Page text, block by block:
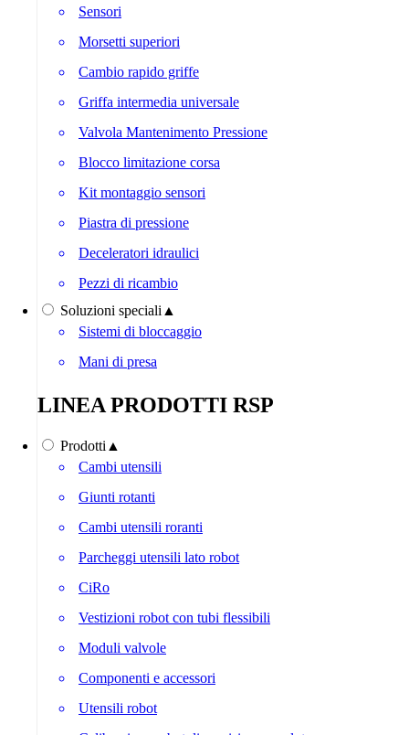
Sensori
Morsetti superiori
Cambio rapido griffe
Griffa intermedia universale
Valvola Mantenimento Pressione
Blocco limitazione corsa
Kit montaggio sensori
Piastra di pressione
Deceleratori idraulici
Pezzi di ricambio
Soluzioni speciali▲
Sistemi di bloccaggio
Mani di presa
LINEA PRODOTTI RSP
Prodotti ▲
Cambi utensili
Giunti rotanti
Cambi utensili roranti
Parcheggi utensili lato robot
CiRo
Vestizioni robot con tubi flessibili
Moduli valvole
Componenti e accessori
Utensili robot